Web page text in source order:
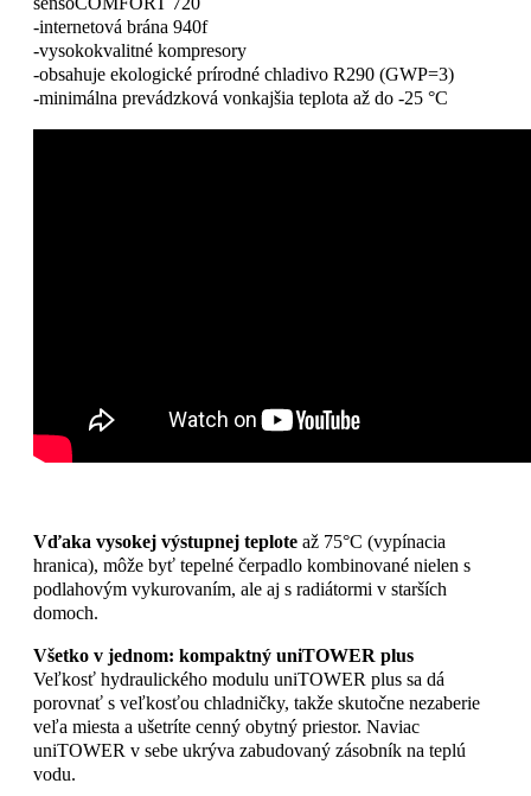
-internetová brána 940f
-vysokokvalitné kompresory
-obsahuje ekologické prírodné chladivo R290 (GWP=3)
-minimálna prevádzková vonkajšia teplota až do -25 °C
Vďaka vysokej výstupnej teplote až 75°C (vypínacia
hranica), môže byť tepelné čerpadlo kombinované nielen s
podlahovým vykurovaním, ale aj s radiátormi v starších
domoch.
Všetko v jednom: kompaktný uniTOWER plus
Veľkosť hydraulického modulu uniTOWER plus sa dá
porovnať s veľkosťou chladničky, takže skutočne nezaberie
veľa miesta a ušetríte cenný obytný priestor. Naviac
uniTOWER v sebe ukrýva zabudovaný zásobník na teplú
vodu.